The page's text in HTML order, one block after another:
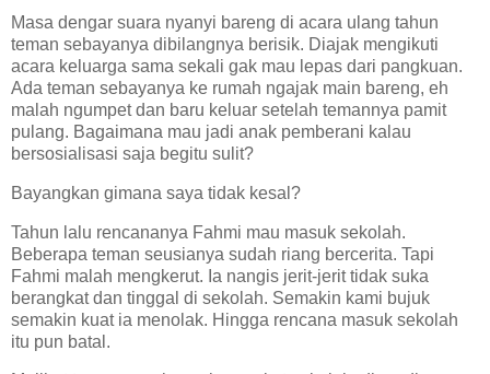
Masa dengar suara nyanyi bareng di acara ulang tahun
teman sebayanya dibilangnya berisik. Diajak mengikuti
acara keluarga sama sekali gak mau lepas dari pangkuan.
Ada teman sebayanya ke rumah ngajak main bareng, eh
malah ngumpet dan baru keluar setelah temannya pamit
pulang. Bagaimana mau jadi anak pemberani kalau
bersosialisasi saja begitu sulit?
Bayangkan gimana saya tidak kesal?
Tahun lalu rencananya Fahmi mau masuk sekolah.
Beberapa teman seusianya sudah riang bercerita. Tapi
Fahmi malah mengkerut. Ia nangis jerit-jerit tidak suka
berangkat dan tinggal di sekolah. Semakin kami bujuk
semakin kuat ia menolak. Hingga rencana masuk sekolah
itu pun batal.